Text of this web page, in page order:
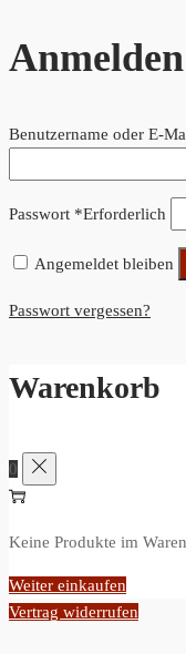
Anmelden
Benutzername oder E-
Passwort *Erforderlich
Angemeldet bleiben
Passwort vergessen?
Warenkorb
0
Keine Produkte im
Weiter einkaufen
Vertrag widerrufen